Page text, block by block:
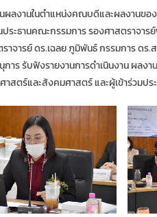
ผลงานในตำแหน่งคณบดีและผลงานขอ
ประธานคณะกรรมการ รองศาสตราจ
จารย์ ดร.เฉลย ภูมิพันธ์ กรรมการ ดร.
าร รับฟังรายงานการดำเนินงาน ผลง
ตร์และสังคมศาสตร์ และผู้เข้าร่วมปร